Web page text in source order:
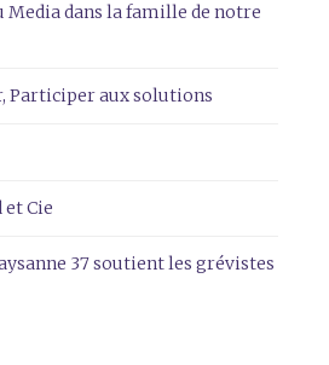
Media dans la famille de notre
Participer aux solutions
et Cie
37 soutient les grévistes